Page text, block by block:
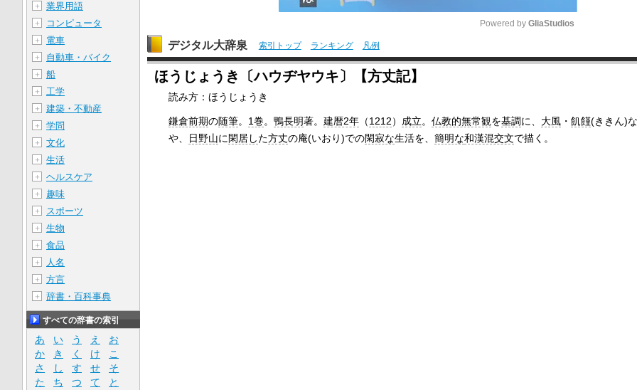
M
e
Powered by GliaStudios
デジタル大辞泉 索引トップ ランキング 凡例
ほうじょうき〔ハウヂヤウキ〕【方丈記】
読み方：ほうじょうき
鎌倉前期の随筆。 1巻。鴨長明著。建暦2年 （1212） 成立。仏教的無常観を基調に、 大風 ・飢饉(ききん)
や、
日野山に閑居した方丈の庵(いおり)での閑寂な生活を、簡明な和漢混交文で描く。
＋ 業界用語
＋ コンピュータ
＋ 電車
＋ 自動車・バイク
＋ 船
＋ 工学
＋ 建築・不動産
＋ 学問
＋ 文化
＋ 生活
＋ ヘルスケア
＋ 趣味
＋ スポーツ
＋ 生物
＋ 食品
＋ 人名
＋ 方言
＋ 辞書・百科事典
すべての辞書の索引
あ い う え
お
か
き く け
こ
さ
し す せ
そ
た
ち つ て
と